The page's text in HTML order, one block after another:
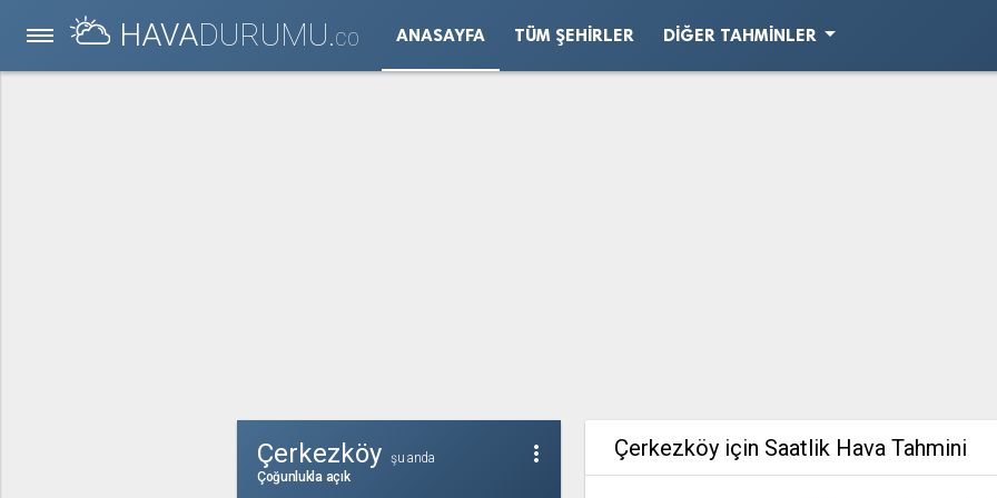
HAVADURUMU.CO ANASAYFA TÜM ŞEHIRLER DIĞER TAHMINLERarrow_drop_down
more_vert
Çerkezköy şu anda
Çoğunlukla açık
Çerkezköy için Saatlik Hava Tahmini